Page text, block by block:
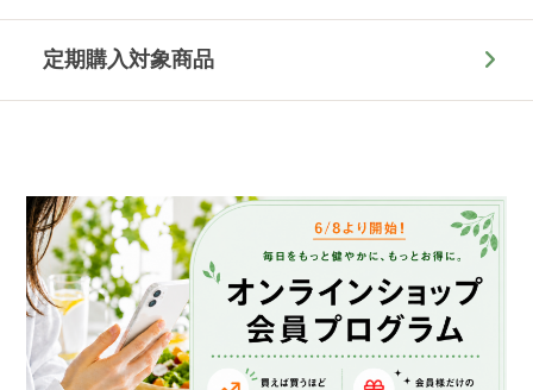
定期購入対象商品